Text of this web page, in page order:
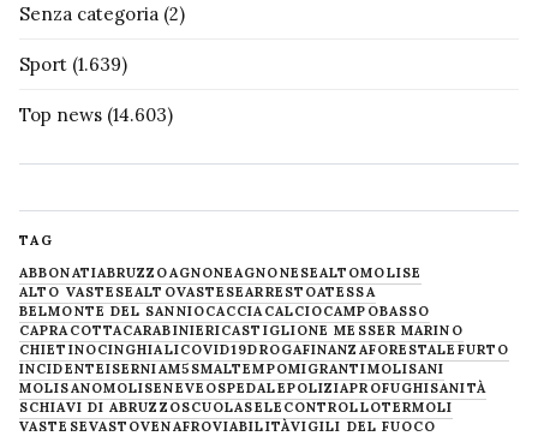
Senza categoria (2)
Sport (1.639)
Top news (14.603)
TAG
ABBONATIABRUZZOAGNONEAGNONESEALTOMOLISE
ALTO VASTESEALTOVASTESEARRESTOATESSA
BELMONTE DEL SANNIOCACCIACALCIOCAMPOBASSO
CAPRACOTTACARABINIERICASTIGLIONE MESSER MARINO
CHIETINOCINGHIALICOVID19DROGAFINANZAFORESTALE FURTO
INCIDENTEISERNIAM5SMALTEMPOMIGRANTIMOLISANI
MOLISANOMOLISENEVE OSPEDALEPOLIZIAPROFUGHISANITÀ
SCHIAVI DI ABRUZZOSCUOLASELECONTROLLOTERMOLI
VASTESEVASTOVENAFROVIABILITÀVIGILI DEL FUOCO